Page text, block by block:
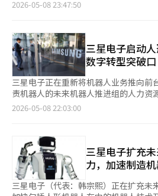
的国会本会议上表示：“为了不让39年
进行议事已无意义，因此不再提案宪法修正案。”
产市场将向实际居住需求转型，考虑调
房地产市场已进入向实际居住需求转型
对租赁业者的税收特例。 副总理兼财政经济部长具允哲于8日在政
府首尔厅舍举行的紧急经济总部会议及
上表示：“最近房地产市场已摆脱过热
中心的方向转型。” 他进一步指出：“贷款限制和土地交易许可
制度阻止了投机性购房，住房价格上涨
最近强调“金融机构是准公共机构”的
式启动对社会连带经济组织的金融支持
金融机构在今年提供约2万亿韩元，以
金融委员会于8日在首尔中区的市民金
一次社会连带金融协商会”。会议上，
家，其中营业收入超过3000亿元的上市
不断扩大，公示的范围也在逐渐扩大。 义务企业需在6月30日前通
过信息保护公示综合门户提交投资、人
未在规定时间内公示，将根据相关法律
款。 即使不在义务范围内，自愿公开安全现状的企业也将获得一
定的优惠。自愿公示的企业可享受信息
系（ISMS或ISMS-P）认证审查手续费
义务公示和自愿公示相结合，提升企业
有异议的企业可在本月15日前提交异议
业落实制度，部门还提供了公示指南，
主的公示培训。 公示资料的验证工作也将随之展开。科学技术信
息通信部计划从7月开始，推行企业提
这一举措旨在提高公示内容的可信度，
交。 此次公示与将安全投资提升至企业责任领域的趋势相吻合。
随着大规模个人信息泄露和服务故障的
（IEEPA）实施互惠关税受阻后，立即
进口商品统一征收10%关税。然而，法
对国际收支危机等特殊情况而设计的临
是对“总统权力滥用”的判断，并不否
性。 事实上，美国的贸易政策现在才真正进入关键阶段。特朗普
政府和美国贸易代表办公室（USTR）
301条为核心的体系。301条与紧急命令
特定国家的产业结构、补贴、供应链影
当性更强。实际上，美中贸易战中的许
内维持的。 韩国需要关注的是美国最近提出的表述。美国开始将
包括韩国在内的主要制造国的‘结构性
仅仅意味着某些特定商品的进口量大，
争力削弱了其国内产业生态系统。 特别是半导体、 batteries、钢
铁和造船等韩国具有优势的产业均在调
2026-05-08 23:47:50
三星电子启动
数字转型突破口
三星电子正在重新将机器人业务推向前
责机器人的未来机器人推进组的人力资
部门内新设了一个专注于人工智能（AI
并于当天截止接受申请。 在招聘之前，三星电子为员工举办了说
明会，分享了推进组的工作和角色。未
子获得机器人平台公司彩虹机器人的最
负责统筹人形等下一代机器人技术的开发。 此次人力资源
被认为不仅仅是组织扩展，更是将机器
2026-05-08 22:03:00
三星电子扩充
力，加速制造
三星电子（代表：韩宗熙）正在扩充未